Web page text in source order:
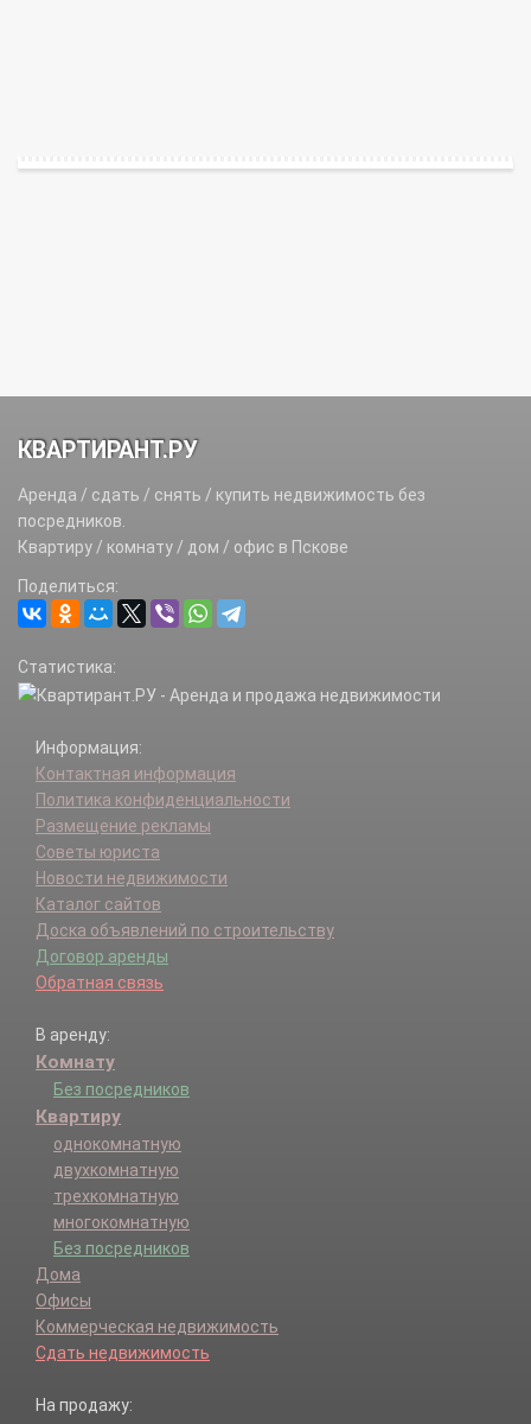
КВАРТИРАНТ.РУ
Аренда / сдать / снять / купить недвижимость без
посредников.
Квартиру / комнату / дом / офис в Пскове
Поделиться:
Статистика:
Информация:
Контактная информация
Политика конфиденциальности
Размещение рекламы
Советы юриста
Новости недвижимости
Каталог сайтов
Доска объявлений по строительству
Договор аренды
Обратная связь
В аренду:
Комнату
Без посредников
Квартиру
однокомнатную
двухкомнатную
трехкомнатную
многокомнатную
Без посредников
Дома
Офисы
Коммерческая недвижимость
Сдать недвижимость
На продажу: